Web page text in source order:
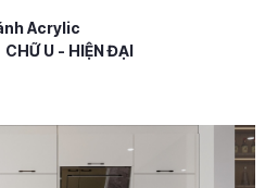
Acrylic
CHỮ U - HIỆN ĐẠI